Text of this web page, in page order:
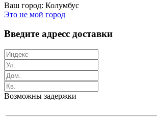
Ваш город: Колумбус
Это не мой город
Введите адресс доставки
Возможны задержки